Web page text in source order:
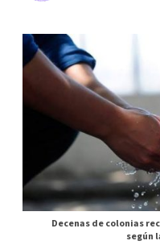
Decenas de colonias
según